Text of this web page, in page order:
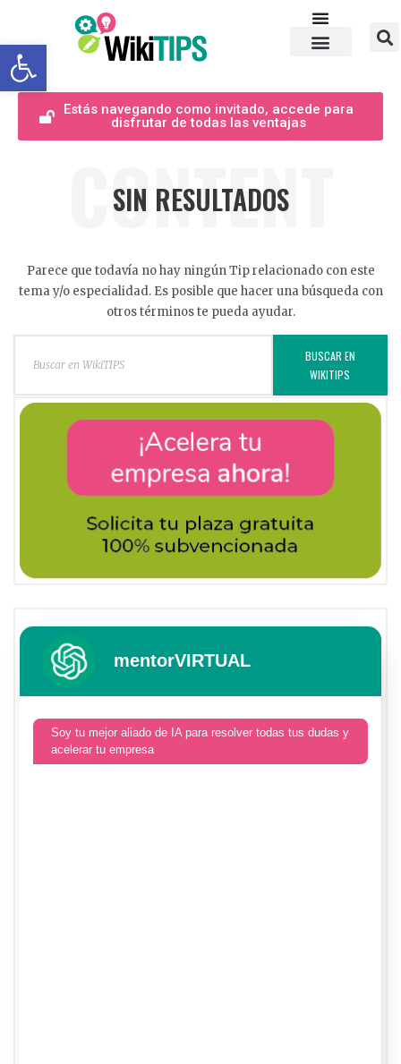
Abrir barra de herramientas
Estás navegando como invitado, accede para
disfrutar de todas las ventajas
CONTENT
SIN RESULTADOS
Parece que todavía no hay ningún Tip relacionado con este
tema y/o especialidad. Es posible que hacer una búsqueda con
otros términos te pueda ayudar.
BUSCAR EN
WIKITIPS
mentorVIRTUAL
Soy tu mejor aliado de IA para resolver todas tus dudas y
acelerar tu empresa